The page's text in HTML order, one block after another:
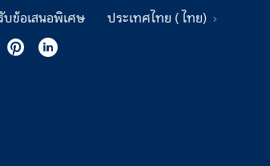
ข้อเสนอพิเศษ ประเทศไทย ( ไทย)